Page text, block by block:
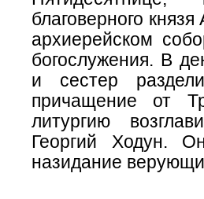
благоверного
архиерейском
богослужения. В
и сестер
причащение от
литургию
Георгий Ходун.
назидание